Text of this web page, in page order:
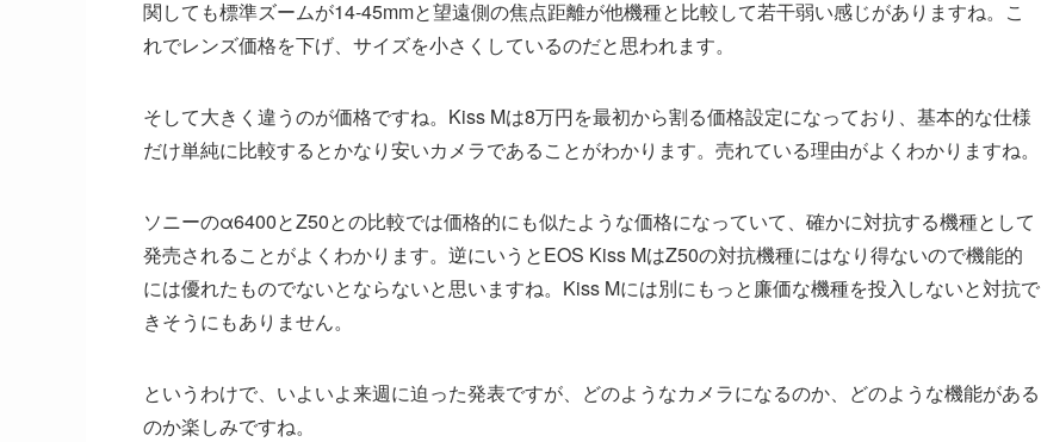
関しても標準ズームが14-45mmと望遠側の焦点距離が他機種と比較して若干弱い感じがありますね。こ
れでレンズ価格を下げ、サイズを小さくしているのだと思われます。
そして大きく違うのが価格ですね。Kiss Mは8万円を最初から割る価格設定になっており、基本的な仕様
だけ単純に比較するとかなり安いカメラであることがわかります。売れている理由がよくわかりますね。
ソニーのα6400とZ50との比較では価格的にも似たような価格になっていて、確かに対抗する機種として
発売されることがよくわかります。逆にいうとEOS Kiss MはZ50の対抗機種にはなり得ないので機能的
には優れたものでないとならないと思いますね。Kiss Mには別にもっと廉価な機種を投入しないと対抗で
きそうにもありません。
というわけで、いよいよ来週に迫った発表ですが、どのようなカメラになるのか、どのような機能がある
のか楽しみですね。